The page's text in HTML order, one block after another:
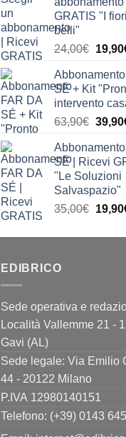
era:
GRATIS "I
belli"
24,00€ Il
era:
19,90
SÉ + Kit
intervento
63,90€ Il
era:
63,90€.
39,90
SÉ | Ricevi
"Le Soluzioni
Salvaspazio"
35,00€ Il
19,90
EDIBRICO
Sede operativa e
Località Vallemme 21 -
Gavi (AL)
Sede legale: Via Emilio
44 - 20122 Milano
P.IVA 12980140151
Telefono: (+39) 0143